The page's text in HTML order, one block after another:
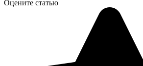
Оцените статью